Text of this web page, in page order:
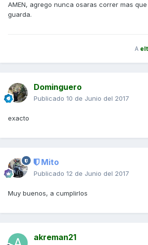
AMEN, agrego nunca osaras correr mas
guarda.
A
Dominguero
Publicado 10 de Junio del 2017
exacto
Mito
Publicado 12 de Junio del 2017
Muy buenos, a cumplirlos
akreman21